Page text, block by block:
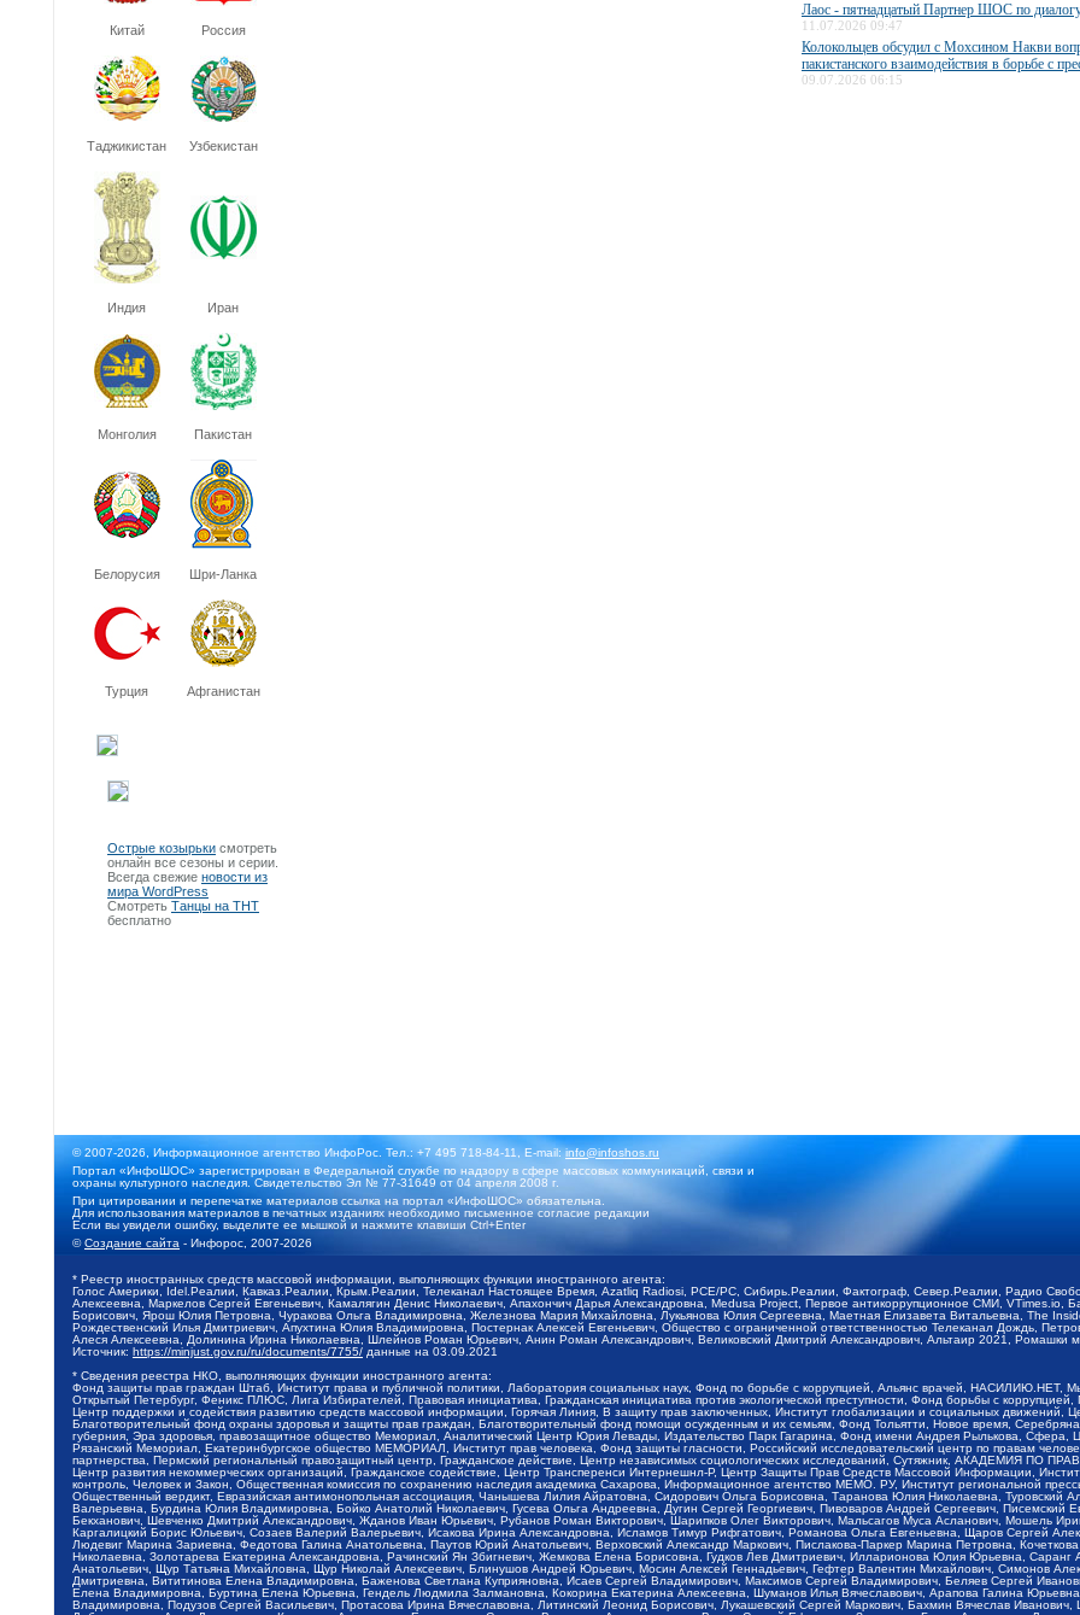
Китай Россия
Таджикистан Узбекистан
Индия Иран
Монголия Пакистан
Белорусия Шри-Ланка
Турция Афганистан
Острые козырьки смотреть
онлайн все сезоны и серии.
Всегда свежие новости из
мира WordPress
Смотреть Танцы на ТНТ
бесплатно
Лаос - пятнадцатый Партнер ШОС по
11.07.2026 09:47
Колокольцев обсудил с Мохсином Накви
пакистанского взаимодействия в борьбе с
09.07.2026 06:15
© 2007-2026, Информационное агентство ИнфоРос. Тел.: +7 495 718-84-11, E-mail:info@infoshos.ru
Портал «ИнфоШОС» зарегистрирован в Федеральной службе по надзору в сфере массовых коммуникаций, связи и
охраны культурного наследия. Свидетельство Эл № 77-31649 от 04 апреля 2008 г.
При цитировании и перепечатке материалов ссылка на портал «ИнфоШОС» обязательна.
Для использования материалов в печатных изданиях необходимо письменное согласие редакции
Если вы увидели ошибку, выделите ее мышкой и нажмите клавиши Ctrl+Enter
©Создание сайта - Инфорос, 2007-2026
* Реестр иностранных средств массовой информации, выполняющих функции иностранного агента:
Голос Америки, Idel.Реалии, Кавказ.Реалии, Крым.Реалии, Телеканал Настоящее Время, Azatliq Radiosi, PCE/PC, Сибирь.Реалии, Фактограф, Север.Реалии, Радио
Алексеевна, Маркелов Сергей Евгеньевич, Камалягин Денис Николаевич, Апахончич Дарья Александровна, Medusa Project, Первое антикоррупционное СМИ,
Борисович, Ярош Юлия Петровна, Чуракова Ольга Владимировна, Железнова Мария Михайловна, Лукьянова Юлия Сергеевна, Маетная Елизавета Витальевна, The
Рождественский Илья Дмитриевич, Апухтина Юлия Владимировна, Постернак Алексей Евгеньевич, Общество с ограниченной ответственностью Телеканал Дождь,
Алеся Алексеевна, Долинина Ирина Николаевна, Шлейнов Роман Юрьевич, Анин Роман Александрович, Великовский Дмитрий Александрович, Альтаир 2021, Ромашки
Источник: https://minjust.gov.ru/ru/documents/7755/ данные на 03.09.2021
* Сведения реестра НКО, выполняющих функции иностранного агента:
Фонд защиты прав граждан Штаб, Институт права и публичной политики, Лаборатория социальных наук, Фонд по борьбе с коррупцией, Альянс врачей,
Открытый Петербург, Феникс ПЛЮС, Лига Избирателей, Правовая инициатива, Гражданская инициатива против экологической преступности, Фонд борьбы с
Центр поддержки и содействия развитию средств массовой информации, Горячая Линия, В защиту прав заключенных, Институт глобализации и социальных
Благотворительный фонд охраны здоровья и защиты прав граждан, Благотворительный фонд помощи осужденным и их семьям, Фонд Тольятти, Новое время,
губерния, Эра здоровья, правозащитное общество Мемориал, Аналитический Центр Юрия Левады, Издательство Парк Гагарина, Фонд имени Андрея Рылькова,
Рязанский Мемориал, Екатеринбургское общество МЕМОРИАЛ, Институт прав человека, Фонд защиты гласности, Российский исследовательский центр по правам
партнерства, Пермский региональный правозащитный центр, Гражданское действие, Центр независимых социологических исследований, Сутяжник, АКАДЕМИЯ ПО
Центр развития некоммерческих организаций, Гражданское содействие, Центр Трансперенси Интернешнл-Р, Центр Защиты Прав Средств Массовой Информации,
контроль, Человек и Закон, Общественная комиссия по сохранению наследия академика Сахарова, Информационное агентство МЕМО. РУ, Институт региональной
Общественный вердикт, Евразийская антимонопольная ассоциация, Чанышева Лилия Айратовна, Сидорович Ольга Борисовна, Таранова Юлия Николаевна, Туровский
Валерьевна, Бурдина Юлия Владимировна, Бойко Анатолий Николаевич, Гусева Ольга Андреевна, Дугин Сергей Георгиевич, Пивоваров Андрей Сергеевич, Писемский
Бекханович, Шевченко Дмитрий Александрович, Жданов Иван Юрьевич, Рубанов Роман Викторович, Шарипков Олег Викторович, Мальсагов Муса Асланович, Мошель
Каргалицкий Борис Юльевич, Созаев Валерий Валерьевич, Исакова Ирина Александровна, Исламов Тимур Рифгатович, Романова Ольга Евгеньевна, Щаров Сергей
Людевиг Марина Зариевна, Федотова Галина Анатольевна, Паутов Юрий Анатольевич, Верховский Александр Маркович, Пислакова-Паркер Марина Петровна,
Николаевна, Золотарева Екатерина Александровна, Рачинский Ян Збигневич, Жемкова Елена Борисовна, Гудков Лев Дмитриевич, Илларионова Юлия Юрьевна,
Анатольевич, Щур Татьяна Михайловна, Щур Николай Алексеевич, Блинушов Андрей Юрьевич, Мосин Алексей Геннадьевич, Гефтер Валентин Михайлович, Симонов
Дмитриевна, Вититинова Елена Владимировна, Баженова Светлана Куприяновна, Исаев Сергей Владимирович, Максимов Сергей Владимирович, Беляев Сергей
Елена Владимировна, Буртина Елена Юрьевна, Гендель Людмила Залмановна, Кокорина Екатерина Алексеевна, Шуманов Илья Вячеславович, Арапова Галина
Владимировна, Подузов Сергей Васильевич, Протасова Ирина Вячеславовна, Литинский Леонид Борисович, Лукашевский Сергей Маркович, Бахмин Вячеслав